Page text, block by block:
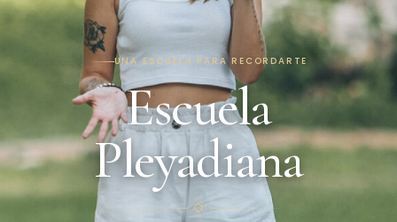
UNA ESCUELA PARA RECORDARTE
Escuela
Pleyadiana